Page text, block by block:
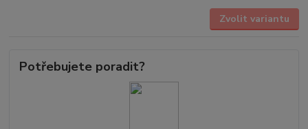
Zvolit variantu
Potřebujete poradit?